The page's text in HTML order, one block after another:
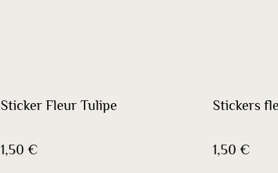
Sticker Fleur Tulipe
1,50 €
Stickers
1,50 €